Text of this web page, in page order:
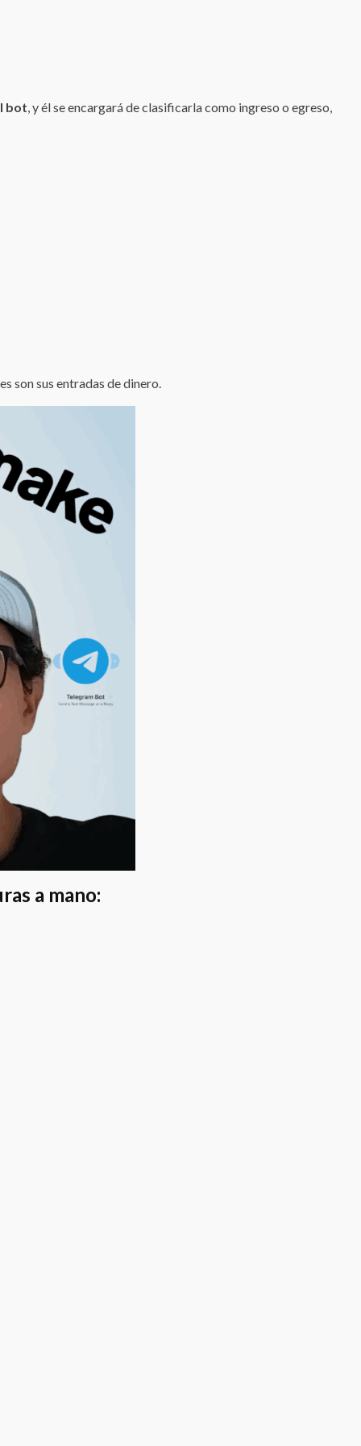
bot, y él se encargará de clasificarla como ingreso o egreso,
son sus entradas de dinero.
a mano: